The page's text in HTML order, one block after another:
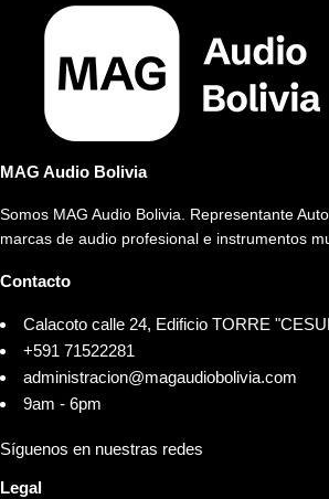
MAG Audio Bolivia
Somos MAG Audio Bolivia. Representante
marcas de audio profesional e instrumentos
Contacto
Calacoto calle 24, Edificio TORRE
+591 71522281
administracion@magaudiobolivia.com
9am - 6pm
Síguenos en nuestras redes
Legal